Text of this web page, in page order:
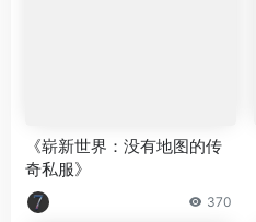
《崭新世界：没有地图的传
奇私服》
370